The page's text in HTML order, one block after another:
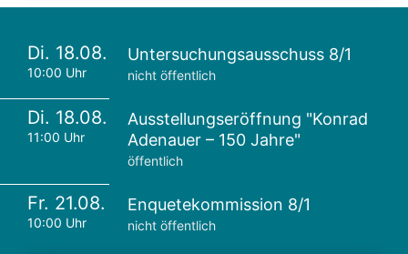
Di. 18.08.
10:00 Uhr
Untersuchungsausschuss 8/1
nicht öffentlich
Di. 18.08.
11:00 Uhr
Ausstellungseröffnung "Konrad
Adenauer – 150 Jahre"
öffentlich
Fr. 21.08.
10:00 Uhr
Enquetekommission 8/1
nicht öffentlich